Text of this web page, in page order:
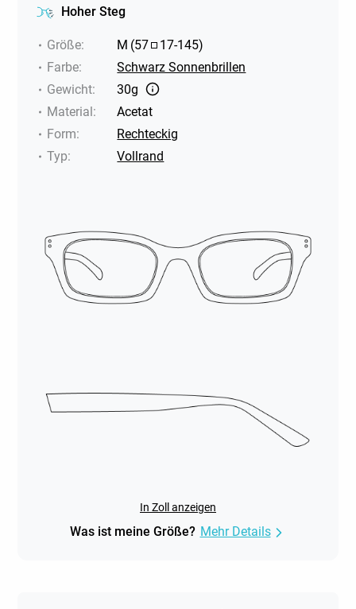
Hoher Steg
Größe: M (57 17-145)
Farbe:
Schwarz Sonnenbrillen
Gewicht:
30g
Material:
Acetat
Form:
Rechteckig
Typ: Vollrand
In Zoll anzeigen
Was ist meine Größe? Mehr Details